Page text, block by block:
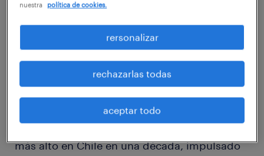
correspondiente al primer trimestre de 2020,
el miedo a perder el empleo alcanza su nivel
más alto en Chile en una década, impulsado
nuestra
política de cookies.
rersonalizar
rechazarlas todas
aceptar todo